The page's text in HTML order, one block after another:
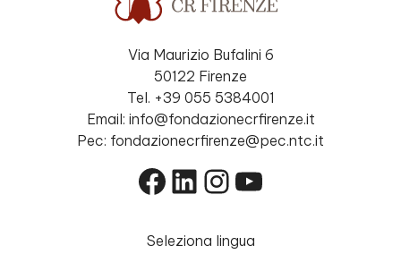
Via Maurizio Bufalini 6
50122 Firenze
Tel. +39 055 5384001
Email: info@fondazionecrfirenze.it
Pec: fondazionecrfirenze@pec.ntc.it
Facebook
LinkedIn
Instagram
YouTube
Seleziona lingua